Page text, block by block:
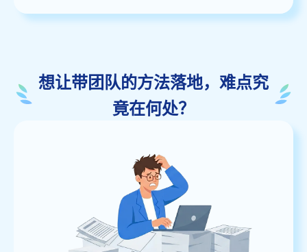
想让带团队的方法落地，难点究
竟在何处？